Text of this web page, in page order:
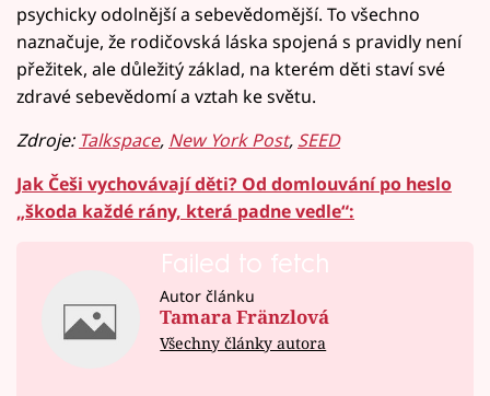
psychicky odolnější a sebevědomější. To všechno
naznačuje, že rodičovská láska spojená s pravidly není
přežitek, ale důležitý základ, na kterém děti staví své
zdravé sebevědomí a vztah ke světu.
Zdroje: Talkspace, New York Post, SEED
Jak Češi vychovávají děti? Od domlouvání po heslo
„škoda každé rány, která padne vedle“:
Failed to fetch
Autor článku
Tamara Fränzlová
Všechny články autora